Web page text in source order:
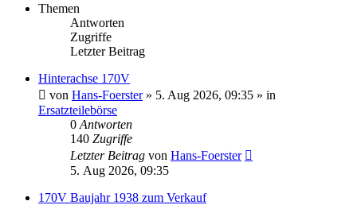
Themen
Antworten
Zugriffe
Letzter Beitrag
Hinterachse 170V
von Hans-Foerster» 5. Aug 2026, 09:35 » in
Ersatzteilebörse
0 Antworten
140 Zugriffe
Letzter Beitrag von Hans-Foerster
5. Aug 2026, 09:35
170V Baujahr 1938 zum Verkauf